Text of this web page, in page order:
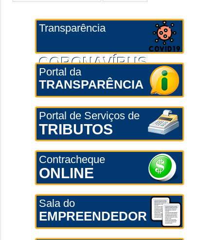
Transparência
CORONAVÍRUS
Portal da
TRANSPARÊNCIA
Portal de Serviços de
TRIBUTOS
Contracheque
ONLINE
Sala do
EMPREENDEDOR